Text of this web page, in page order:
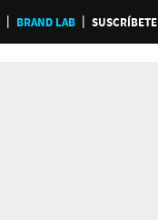
BRAND LAB SUSCRÍBETE